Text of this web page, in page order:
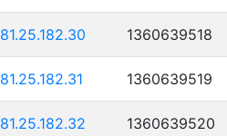
81.25.182.30 1360639518
81.25.182.31 1360639519
81.25.182.32 1360639520